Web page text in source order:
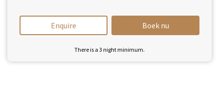
Enquire Boek nu
There is a 3 night minimum.